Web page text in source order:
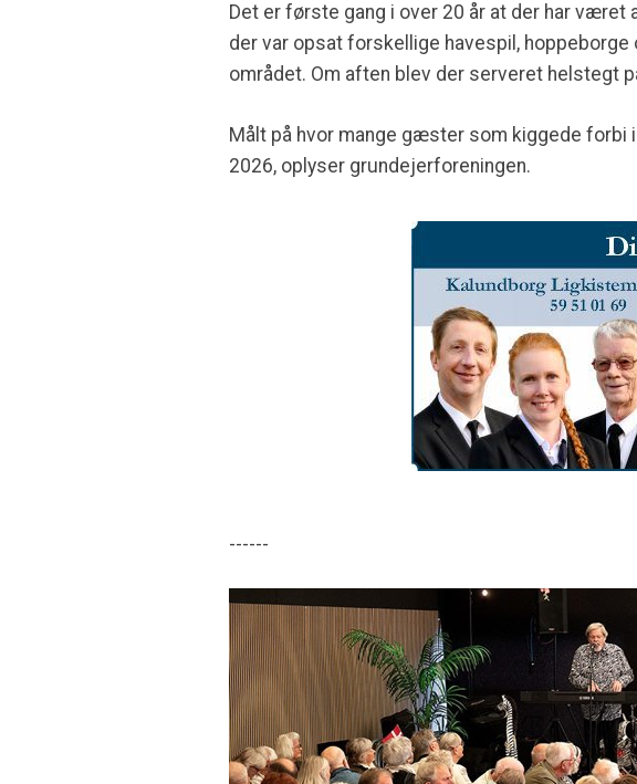
Det er første gang i over 20 år at der har været
der var opsat forskellige havespil,
området. Om aften blev der serveret helstegt
Målt på hvor mange gæster som kiggede forbi
2026, oplyser grundejerforeningen.
------